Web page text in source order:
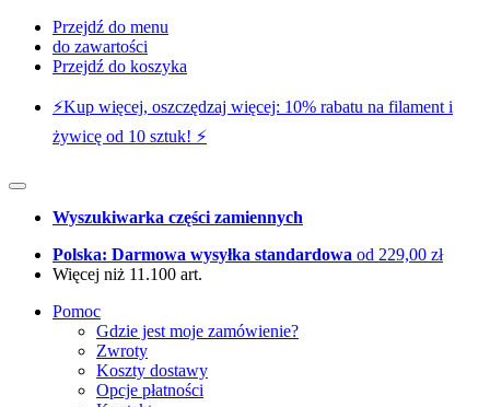
Przejdź do menu
do zawartości
Przejdź do koszyka
⚡️Kup więcej, oszczędzaj więcej: 10% rabatu na filament i
żywicę od 10 sztuk! ⚡️
Wyszukiwarka części zamiennych
Polska: Darmowa wysyłka standardowa od 229,00 zł
Więcej niż 11.100 art.
Pomoc
Gdzie jest moje zamówienie?
Zwroty
Koszty dostawy
Opcje płatności